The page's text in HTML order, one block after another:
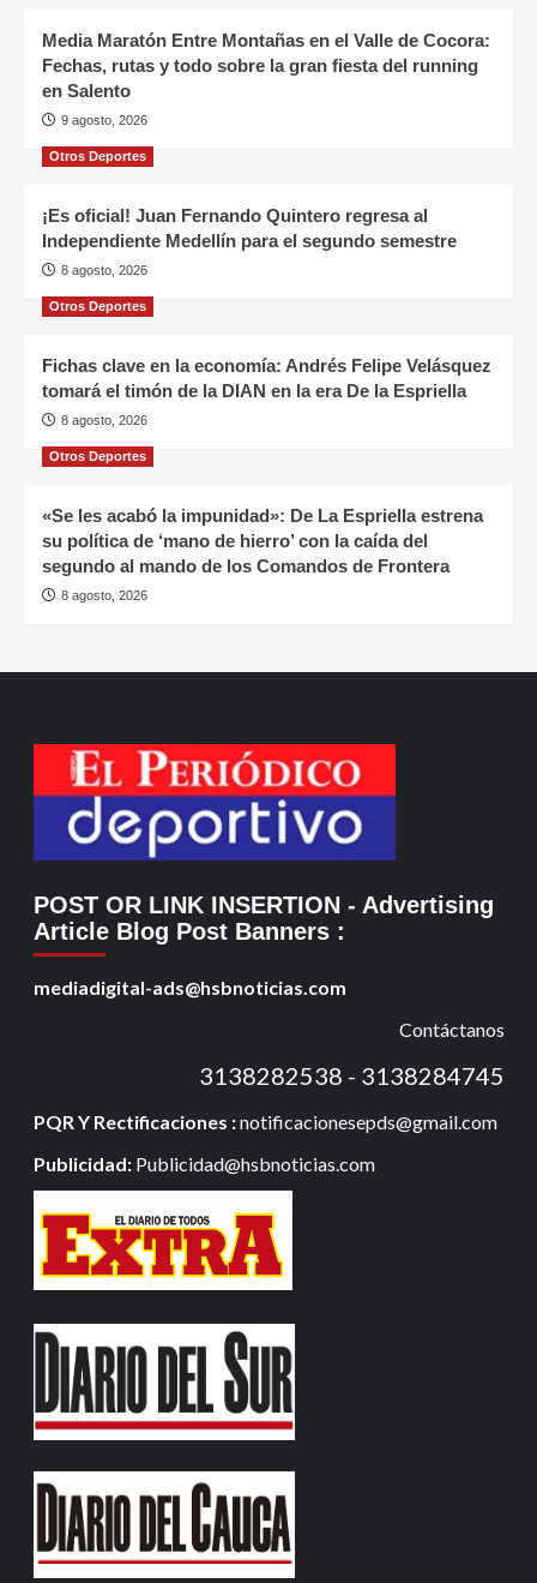
Media Maratón Entre Montañas en el Valle de Cocora:
Fechas, rutas y todo sobre la gran fiesta del running
en Salento
9 agosto, 2026
Otros Deportes
¡Es oficial! Juan Fernando Quintero regresa al
Independiente Medellín para el segundo semestre
8 agosto, 2026
Otros Deportes
Fichas clave en la economía: Andrés Felipe Velásquez
tomará el timón de la DIAN en la era De la Espriella
8 agosto, 2026
Otros Deportes
«Se les acabó la impunidad»: De La Espriella estrena
su política de ‘mano de hierro’ con la caída del
segundo al mando de los Comandos de Frontera
8 agosto, 2026
POST OR LINK INSERTION - Advertising
Article Blog Post Banners :
mediadigital-ads@hsbnoticias.com
Contáctanos
3138282538 - 3138284745
PQR Y Rectificaciones :notificacionesepds@gmail.com
Publicidad: Publicidad@hsbnoticias.com